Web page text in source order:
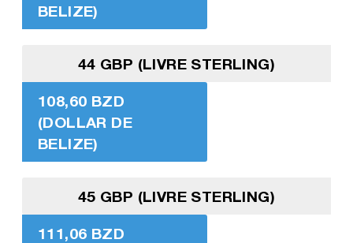
BELIZE)
44 GBP (LIVRE STERLING)
108,60 BZD
(DOLLAR DE
BELIZE)
45 GBP (LIVRE STERLING)
111,06 BZD